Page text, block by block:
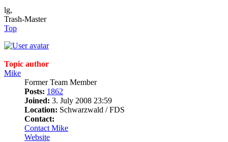
lg,
Trash-Master
Top
Topic author
Mike
Former Team Member
Posts: 1862
Joined: 3. July 2008 23:59
Location: Schwarzwald / FDS
Contact:
Contact Mike
Website